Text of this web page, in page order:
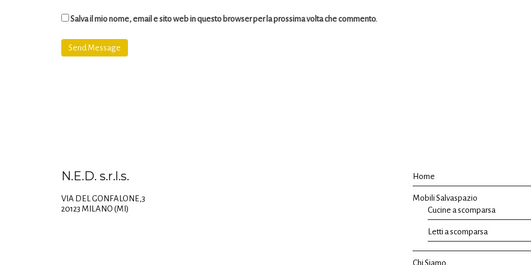
Salva il mio nome, email e sito web in questo browser per la prossima volta che commento.
N.E.D. s.r.l.s.
VIA DEL GONFALONE,3
20123 MILANO (MI)
Home
Mobili Salvaspazio
Cucine a scomparsa
Letti a scomparsa
Chi Siamo